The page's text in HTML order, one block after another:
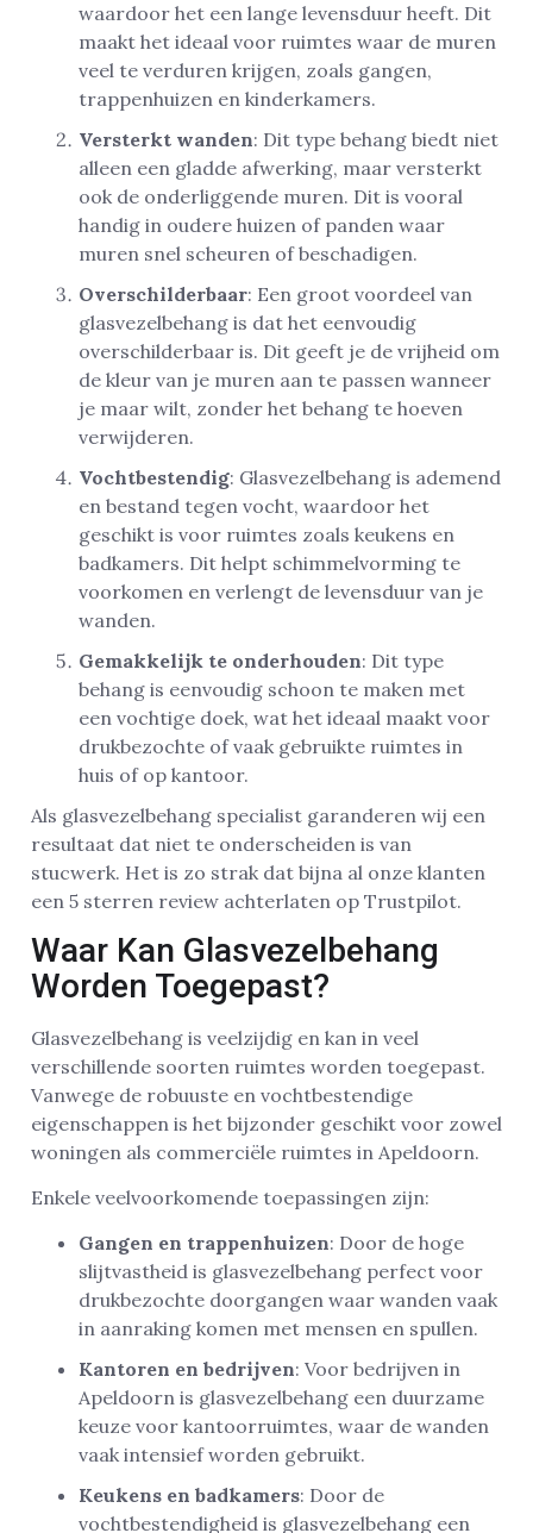
waardoor het een lange levensduur heeft. Dit
maakt het ideaal voor ruimtes waar de muren
veel te verduren krijgen, zoals gangen,
trappenhuizen en kinderkamers.
Versterkt wanden: Dit type behang biedt niet
alleen een gladde afwerking, maar versterkt
ook de onderliggende muren. Dit is vooral
handig in oudere huizen of panden waar
muren snel scheuren of beschadigen.
Overschilderbaar: Een groot voordeel van
glasvezelbehang is dat het eenvoudig
overschilderbaar is. Dit geeft je de vrijheid om
de kleur van je muren aan te passen wanneer
je maar wilt, zonder het behang te hoeven
verwijderen.
Vochtbestendig: Glasvezelbehang is ademend
en bestand tegen vocht, waardoor het
geschikt is voor ruimtes zoals keukens en
badkamers. Dit helpt schimmelvorming te
voorkomen en verlengt de levensduur van je
wanden.
Gemakkelijk te onderhouden: Dit type
behang is eenvoudig schoon te maken met
een vochtige doek, wat het ideaal maakt voor
drukbezochte of vaak gebruikte ruimtes in
huis of op kantoor.
Als glasvezelbehang specialist garanderen wij een
resultaat dat niet te onderscheiden is van
stucwerk. Het is zo strak dat bijna al onze klanten
een 5 sterren review achterlaten op Trustpilot.
Waar Kan Glasvezelbehang
Worden Toegepast?
Glasvezelbehang is veelzijdig en kan in veel
verschillende soorten ruimtes worden toegepast.
Vanwege de robuuste en vochtbestendige
eigenschappen is het bijzonder geschikt voor zowel
woningen als commerciële ruimtes in Apeldoorn.
Enkele veelvoorkomende toepassingen zijn:
Gangen en trappenhuizen: Door de hoge
slijtvastheid is glasvezelbehang perfect voor
drukbezochte doorgangen waar wanden vaak
in aanraking komen met mensen en spullen.
Kantoren en bedrijven: Voor bedrijven in
Apeldoorn is glasvezelbehang een duurzame
keuze voor kantoorruimtes, waar de wanden
vaak intensief worden gebruikt.
Keukens en badkamers: Door de
vochtbestendigheid is glasvezelbehang een